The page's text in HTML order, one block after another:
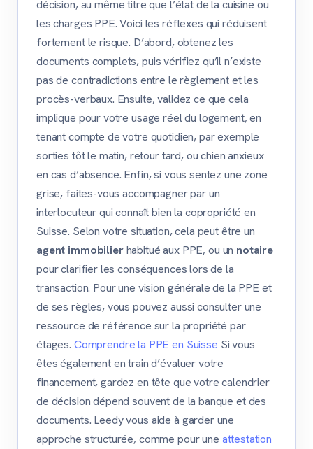
décision, au même titre que l’état de la cuisine ou
les charges PPE. Voici les réflexes qui réduisent
fortement le risque. D’abord, obtenez les
documents complets, puis vérifiez qu’il n’existe
pas de contradictions entre le règlement et les
procès-verbaux. Ensuite, validez ce que cela
implique pour votre usage réel du logement, en
tenant compte de votre quotidien, par exemple
sorties tôt le matin, retour tard, ou chien anxieux
en cas d’absence. Enfin, si vous sentez une zone
grise, faites-vous accompagner par un
interlocuteur qui connaît bien la copropriété en
Suisse. Selon votre situation, cela peut être un
agent immobilierhabitué aux PPE, ou un notaire
pour clarifier les conséquences lors de la
transaction. Pour une vision générale de la PPE et
de ses règles, vous pouvez aussi consulter une
ressource de référence sur la propriété par
étages. Comprendre la PPE en Suisse Si vous
êtes également en train d’évaluer votre
financement, gardez en tête que votre calendrier
de décision dépend souvent de la banque et des
documents. Leedy vous aide à garder une
approche structurée, comme pour une attestation